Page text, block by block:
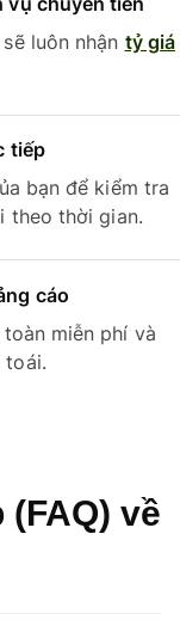
luôn nhận tỷ giá
tiếp
bạn để kiểm tra
theo thời gian.
cáo
miễn phí và
toái.
về